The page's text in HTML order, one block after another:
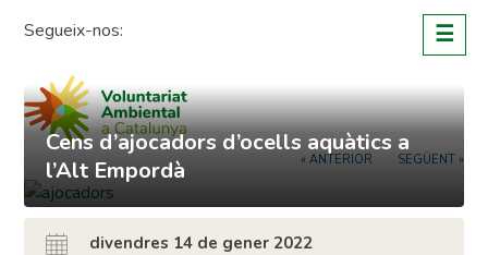
Segueix-nos: ☰
« ANTERIOR SEGÜENT »
Cens d’ajocadors d’ocells aquàtics a
l’Alt Empordà
divendres 14 de gener 2022